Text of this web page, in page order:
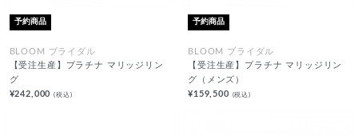
予約商品
BLOOM ブライダル
【受注生産】プラチナ マリッジリン
グ
¥242,000(税込)
予約商品
BLOOM ブライダル
【受注生産】プラチナ マリッジリン
グ（メンズ）
¥159,500 (税込)